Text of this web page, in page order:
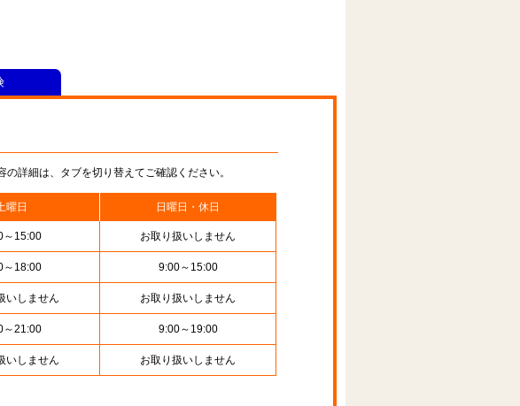
詳細は、タブを切り替えてご確認ください。
曜日 日曜日・休日
～15:00 お取り扱いしません
～18:00 9:00～15:00
いしません お取り扱いしません
～21:00 9:00～19:00
いしません お取り扱いしません